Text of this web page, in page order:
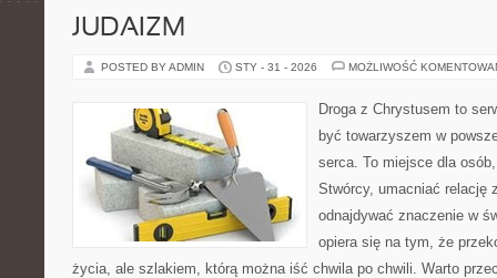
JUDAIZM
POSTED BY ADMIN STY - 31 - 2026 MOŻLIWOŚĆ
Droga z Chrystusem to
być towarzyszem w
serca. To miejsce dla
Stwórcy, umacniać relację
odnajdywać znaczenie w
opiera się na tym, że
życia, ale szlakiem, którą można iść chwila po chwili. Warto